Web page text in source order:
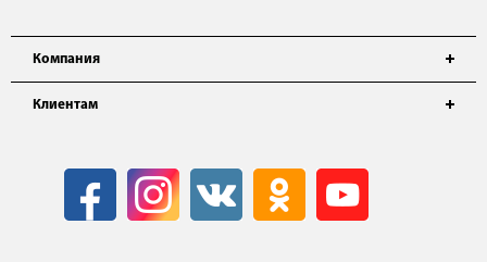
Компания
Клиентам